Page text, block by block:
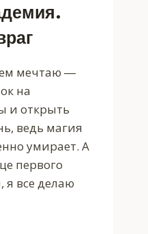
мечтаю ―
на
и открыть
ведь магия
умирает. А
первого
я все делаю